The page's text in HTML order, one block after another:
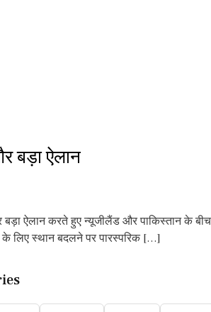
बड़ा ऐलान
ऐलान करते हुए न्यूजीलैंड और पाकिस्तान के बीच
लिए स्थान बदलने पर पारस्परिक […]